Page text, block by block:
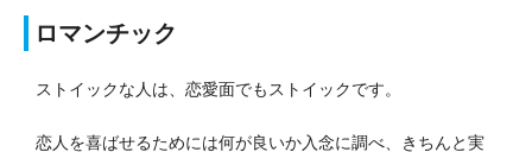
ロマンチック
ストイックな人は、恋愛面でもストイックです。
恋人を喜ばせるためには何が良いか入念に調べ、きちんと実